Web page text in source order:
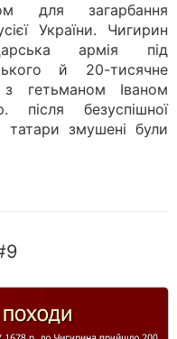
для загарбання
України. Чигирин
армія під
й 20-тисячне
гетьманом Іваном
безуспішної
змушені були